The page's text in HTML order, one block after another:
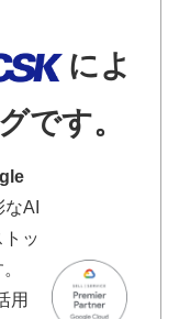
によ
です。
AI
ッ
用